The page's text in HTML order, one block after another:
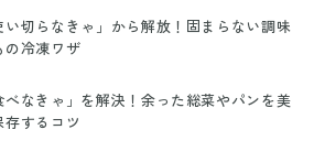
い切らなきゃ」から解放！固まらない調味
の冷凍ワザ
べなきゃ」を解決！余った総菜やパンを美
存するコツ